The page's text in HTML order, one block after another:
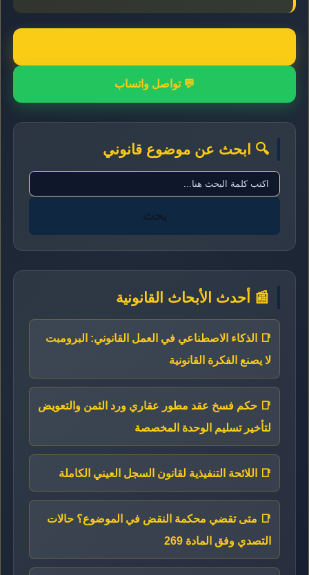
💬 تواصل واتساب
🔍 ابحث عن موضوع قانوني
بحث
📰 أحدث الأبحاث القانونية
📑 الذكاء الاصطناعي في العمل القانوني: البرومبت
لا يصنع الفكرة القانونية
📑 حكم فسخ عقد مطور عقاري ورد الثمن والتعويض
لتأخير تسليم الوحدة المخصصة
📑 اللائحة التنفيذية لقانون السجل العيني الكاملة
📑 متى تقضي محكمة النقض في الموضوع؟ حالات
التصدي وفق المادة 269